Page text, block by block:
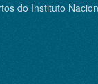
do Instituto